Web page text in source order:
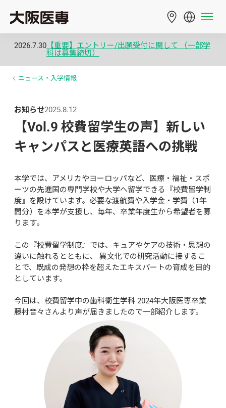
2026.7.30 【重要】エントリー/出願受付に関して （一部学
科は募集締切）
ニュース・入学情報
お知らせ2025.8.12
【Vol.9 校費留学生の声】新しい
キャンパスと医療英語への挑戦
本学では、アメリカやヨーロッパなど、医療・福祉・スポ
ーツの先進国の専門学校や大学へ留学できる『校費留学制
度』を設けています。必要な渡航費や入学金・学費（1年
間分）を本学が支援し、毎年、卒業年度生から希望者を募
ります。
この『校費留学制度』では、キュアやケアの技術・思想の
違いに触れるとともに、 異文化での研究活動に接するこ
とで、既成の発想の枠を超えたエキスパートの育成を目的
としています。
今回は、校費留学中の歯科衛生学科 2024年大阪医専卒業
藤村音々さんより声が届きましたので一部紹介します。